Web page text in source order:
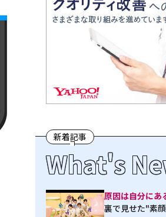
新着記事
What's
原因は自分にあ
裏で見せた"素